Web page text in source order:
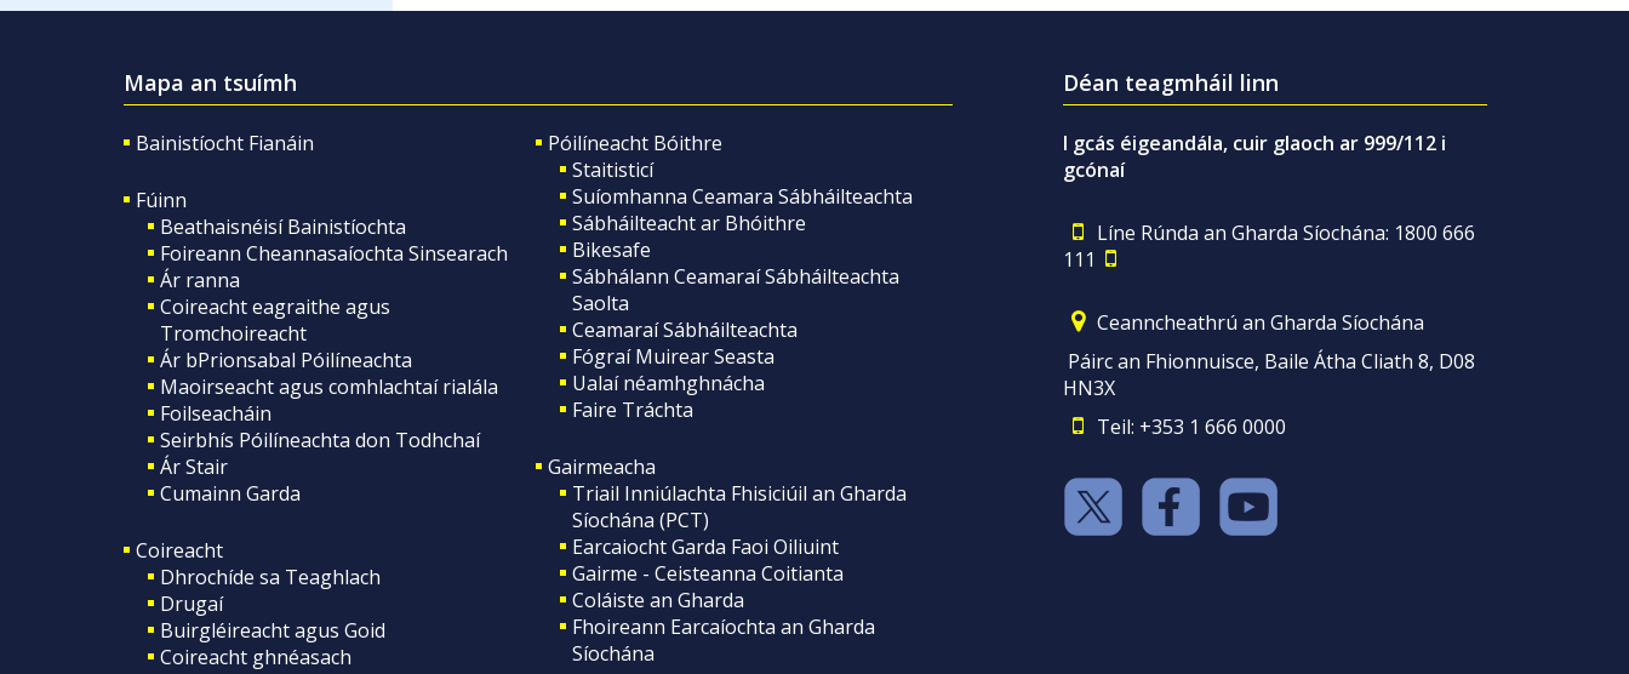
Mapa an tsuímh
Bainistíocht Fianáin
Fúinn
Beathaisnéisí Bainistíochta
Foireann Cheannasaíochta Sinsearach
Ár ranna
Coireacht eagraithe agus
Tromchoireacht
Ár bPrionsabal Póilíneachta
Maoirseacht agus comhlachtaí rialála
Foilseacháin
Seirbhís Póilíneachta don Todhchaí
Ár Stair
Cumainn Garda
Coireacht
Dhrochíde sa Teaghlach
Drugaí
Buirgléireacht agus Goid
Coireacht ghnéasach
Póilíneacht Bóithre
Staitisticí
Suíomhanna Ceamara Sábháilteachta
Sábháilteacht ar Bhóithre
Bikesafe
Sábhálann Ceamaraí Sábháilteachta
Saolta
Ceamaraí Sábháilteachta
Fógraí Muirear Seasta
Ualaí néamhghnácha
Faire Tráchta
Gairmeacha
Triail Inniúlachta Fhisiciúil an Gharda
Síochána (PCT)
Earcaiocht Garda Faoi Oiliuint
Gairme - Ceisteanna Coitianta
Coláiste an Gharda
Fhoireann Earcaíochta an Gharda
Síochána
Déan teagmháil linn
I gcás éigeandála, cuir glaoch ar 999/112 i
gcónaí
Líne Rúnda an Gharda Síochána: 1800 666
111
Ceanncheathrú an Gharda Síochána
Páirc an Fhionnuisce, Baile Átha Cliath 8, D08
HN3X
Teil: +353 1 666 0000